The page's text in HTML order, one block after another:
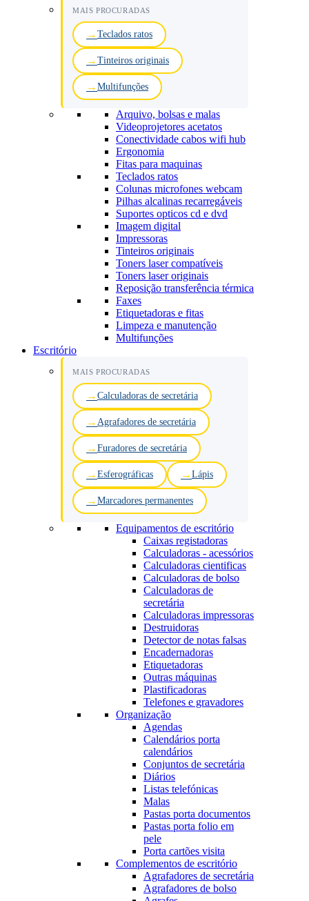
MAIS PROCURADAS
Teclados ratos
Tinteiros originais
Multifunções
Arquivo, bolsas e malas
Videoprojetores acetatos
Conectividade cabos wifi hub
Ergonomia
Fitas para maquinas
Teclados ratos
Colunas microfones webcam
Pilhas alcalinas recarregáveis
Suportes opticos cd e dvd
Imagem digital
Impressoras
Tinteiros originais
Toners laser compatíveis
Toners laser originais
Reposição transferência térmica
Faxes
Etiquetadoras e fitas
Limpeza e manutenção
Multifunções
Escritório
MAIS PROCURADAS
Calculadoras de secretária
Agrafadores de secretária
Furadores de secretária
Esferográficas Lápis
Marcadores permanentes
Equipamentos de escritório
Caixas registadoras
Calculadoras - acessórios
Calculadoras cientificas
Calculadoras de bolso
Calculadoras de
secretária
Calculadoras impressoras
Destruidoras
Detector de notas falsas
Encadernadoras
Etiquetadoras
Outras máquinas
Plastificadoras
Telefones e gravadores
Organização
Agendas
Calendários porta
calendários
Conjuntos de secretária
Diários
Listas telefónicas
Malas
Pastas porta documentos
Pastas porta folio em
pele
Porta cartões visita
Complementos de escritório
Agrafadores de secretária
Agrafadores de bolso